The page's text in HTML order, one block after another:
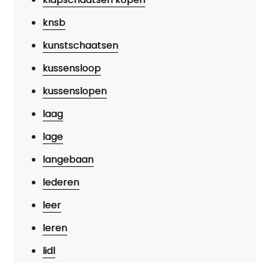
knsb
kunstschaatsen
kussensloop
kussenslopen
laag
lage
langebaan
lederen
leer
leren
lidl